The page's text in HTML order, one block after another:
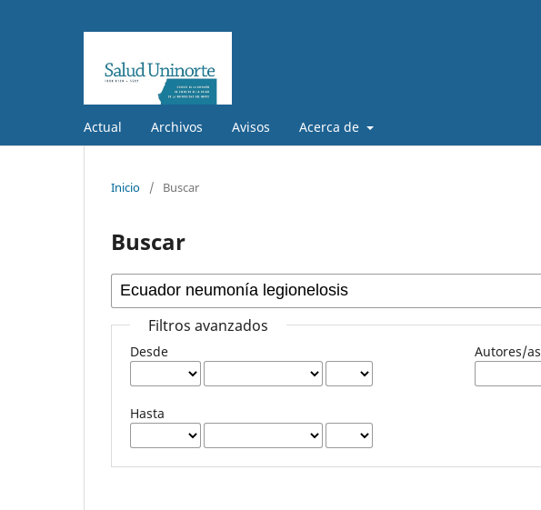
Actual Archivos Avisos Acerca de
Inicio / Buscar
Buscar
Filtros avanzados
Desde
Hasta
Autores/as